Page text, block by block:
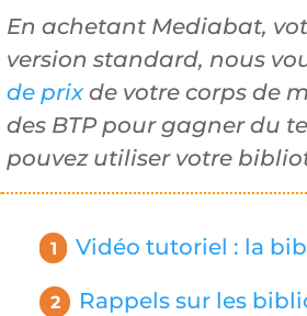
En achetant Mediabat,
version standard, nous
de prixde votre corps de
des BTP pour gagner du
pouvez utiliser votre
Vidéo tutoriel : la
Rappels sur les